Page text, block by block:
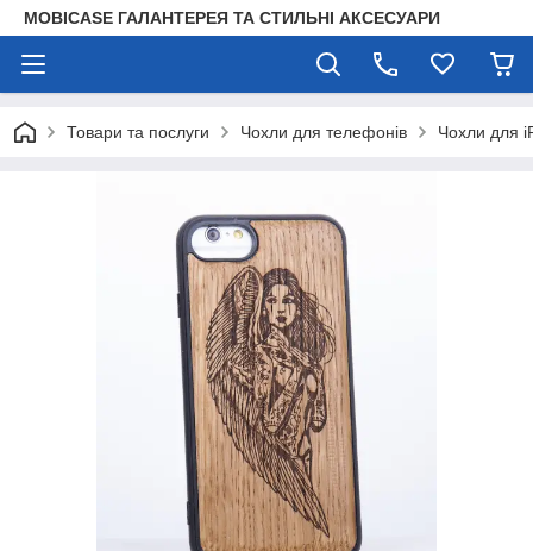
MOBICASE ГАЛАНТЕРЕЯ ТА СТИЛЬНІ АКСЕСУАРИ
Товари та послуги Чохли для телефонів Чохли для